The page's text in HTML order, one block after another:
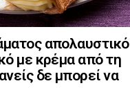
απολαυστικό
με κρέμα από τη
δε μπορεί να